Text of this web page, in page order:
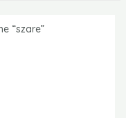
“szare”